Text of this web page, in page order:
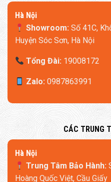
Trang bị túi khí 3D cánh bướm,
Hà Nội
Showroom:Số 41C,
Huyện Sóc Sơn, Hà Nội
Tổng Đài:19008172
Zalo:0987863991
​CÁC TRUNG
​Hà Nội
Trung Tâm Bảo Hành:
Hoàng Quốc Việt, Cầu Giấy